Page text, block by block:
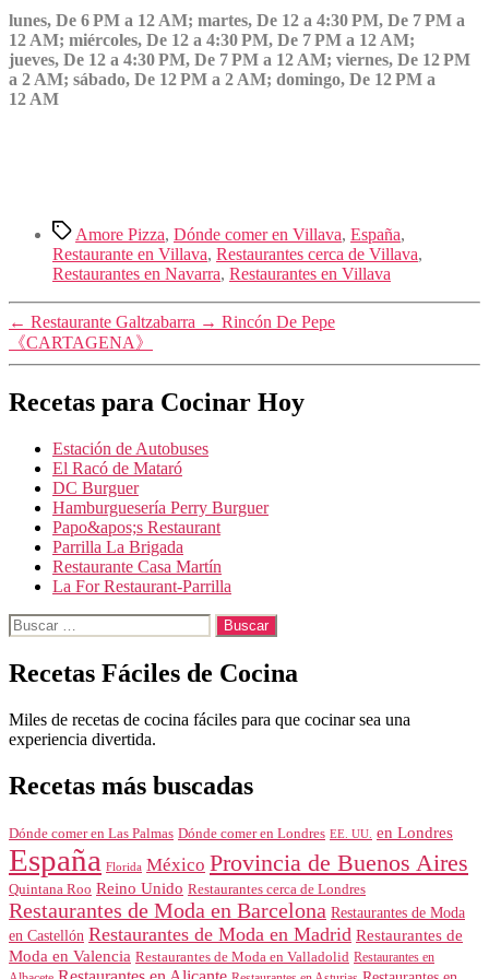
lunes, De 6 PM a 12 AM; martes, De 12 a 4:30 PM, De 7 PM a
12 AM; miércoles, De 12 a 4:30 PM, De 7 PM a 12 AM;
jueves, De 12 a 4:30 PM, De 7 PM a 12 AM; viernes, De 12 PM
a 2 AM; sábado, De 12 PM a 2 AM; domingo, De 12 PM a
12 AM
Etiquetas
Amore Pizza, Dónde comer en Villava, España,
Restaurante en Villava, Restaurantes cerca de Villava,
Restaurantes en Navarra, Restaurantes en Villava
← Restaurante Galtzabarra → Rincón De Pepe
《CARTAGENA》
Recetas para Cocinar Hoy
Estación de Autobuses
El Racó de Mataró
DC Burguer
Hamburguesería Perry Burguer
Papo&apos;s Restaurant
Parrilla La Brigada
Restaurante Casa Martín
La For Restaurant-Parrilla
Buscar:
Recetas Fáciles de Cocina
Miles de recetas de cocina fáciles para que cocinar sea una
experiencia divertida.
Recetas más buscadas
Dónde comer en Las Palmas Dónde comer en Londres EE. UU. en Londres
España Florida México Provincia de Buenos Aires
Quintana Roo Reino Unido Restaurantes cerca de Londres
Restaurantes de Moda en Barcelona Restaurantes de Moda
en Castellón Restaurantes de Moda en Madrid Restaurantes de
Moda en Valencia Restaurantes de Moda en Valladolid Restaurantes en